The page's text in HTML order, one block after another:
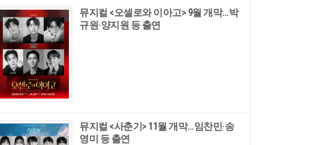
뮤지컬 <오셀로와 이아고> 9월 개막…박
규원·양지원 등 출연
뮤지컬 <사춘기> 11월 개막…임찬민·송
영미 등 출연